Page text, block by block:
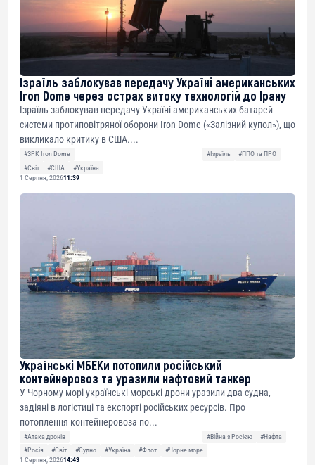
Ізраїль заблокував передачу Україні американських
Iron Dome через острах витоку технологій до Ірану
Ізраїль заблокував передачу Україні американських батарей
системи протиповітряної оборони Iron Dome («Залізний купол»), що
викликало критику в США....
#ЗРК Iron Dome #Ізраїль
#ППО та ПРО
#Світ
#США
#Україна
1 Серпня, 202611:39
Українські МБЕКи потопили російський
контейнеровоз та уразили нафтовий танкер
У Чорному морі українські морські дрони уразили два судна,
задіяні в логістиці та експорті російських ресурсів. Про
потоплення контейнеровоза по...
#Атака дронів #Війна з Росією
#Нафта
#Росія
#Світ #Судно #Україна #Флот
#Чорне море
1 Серпня, 202614:43